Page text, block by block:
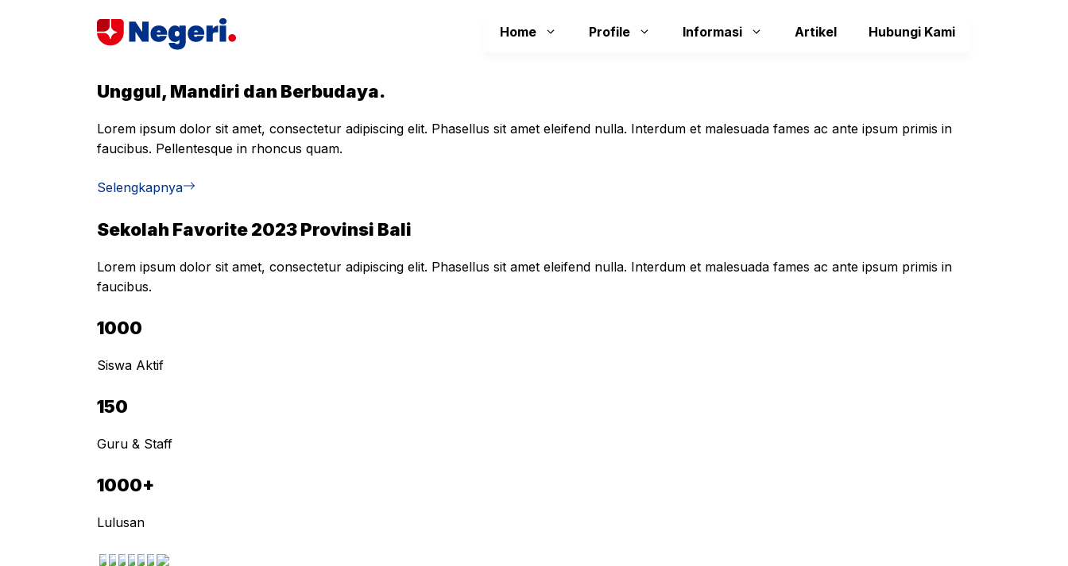
Home Profile Informasi Artikel Hubungi Kami
Unggul, Mandiri dan Berbudaya.
Lorem ipsum dolor sit amet, consectetur adipiscing elit. Phasellus sit amet eleifend nulla. Interdum et malesuada fames ac ante ipsum primis in
faucibus. Pellentesque in rhoncus quam.
Selengkapnya
Sekolah Favorite 2023 Provinsi Bali
Lorem ipsum dolor sit amet, consectetur adipiscing elit. Phasellus sit amet eleifend nulla. Interdum et malesuada fames ac ante ipsum primis in
faucibus.
1000
Siswa Aktif
150
Guru & Staff
1000+
Lulusan